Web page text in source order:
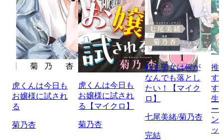
虎くんは今日も
お嬢様に試され
る
菊乃杏
虎くんは今日も
お嬢様に試され
る【マイクロ】
菊乃杏
転生聖女は何が
なんでも落とし
たい！【マイク
ロ】
七尾美緒/菊乃杏
完結
推
す
す
生
ー
ン
ッ